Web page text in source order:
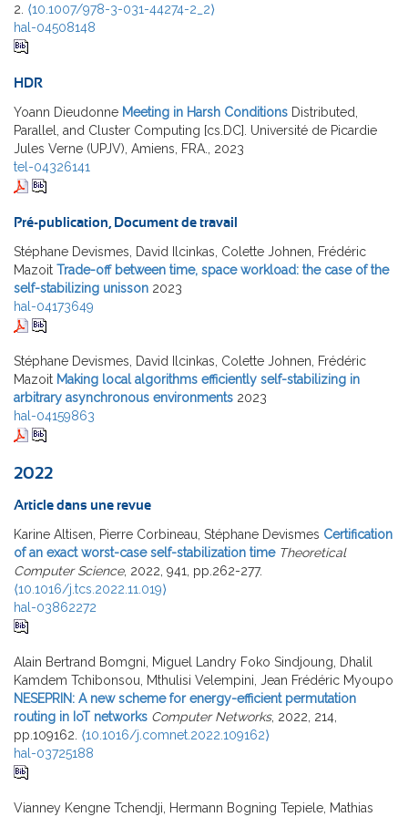
2. ⟨10.1007/978-3-031-44274-2_2⟩
hal-04508148
HDR
Yoann Dieudonne Meeting in Harsh Conditions Distributed,
Parallel, and Cluster Computing [cs.DC]. Université de Picardie
Jules Verne (UPJV), Amiens, FRA., 2023
tel-04326141
Pré-publication, Document de travail
Stéphane Devismes, David Ilcinkas, Colette Johnen, Frédéric
Mazoit Trade-off between time, space workload: the case of the
self-stabilizing unisson 2023
hal-04173649
Stéphane Devismes, David Ilcinkas, Colette Johnen, Frédéric
Mazoit Making local algorithms efficiently self-stabilizing in
arbitrary asynchronous environments 2023
hal-04159863
2022
Article dans une revue
Karine Altisen, Pierre Corbineau, Stéphane Devismes Certification
of an exact worst-case self-stabilization time Theoretical
Computer Science, 2022, 941, pp.262-277.
⟨10.1016/j.tcs.2022.11.019⟩
hal-03862272
Alain Bertrand Bomgni, Miguel Landry Foko Sindjoung, Dhalil
Kamdem Tchibonsou, Mthulisi Velempini, Jean Frédéric Myoupo
NESEPRIN: A new scheme for energy-efficient permutation
routing in IoT networks Computer Networks, 2022, 214,
pp.109162. ⟨10.1016/j.comnet.2022.109162⟩
hal-03725188
Vianney Kengne Tchendji, Hermann Bogning Tepiele, Mathias